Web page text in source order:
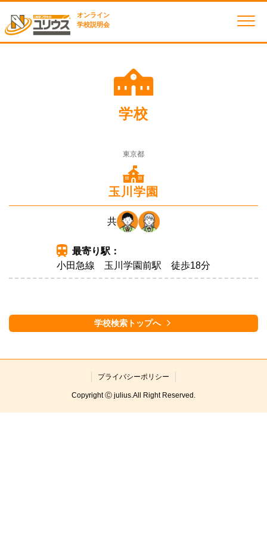
オンライン
学校説明会
学校
東京都
玉川学園
共
最寄り駅：
小田急線 玉川学園前駅 徒歩18分
学校検索トップへ
プライバシーポリシー
Copyright Ⓒ julius.All Right Reserved.